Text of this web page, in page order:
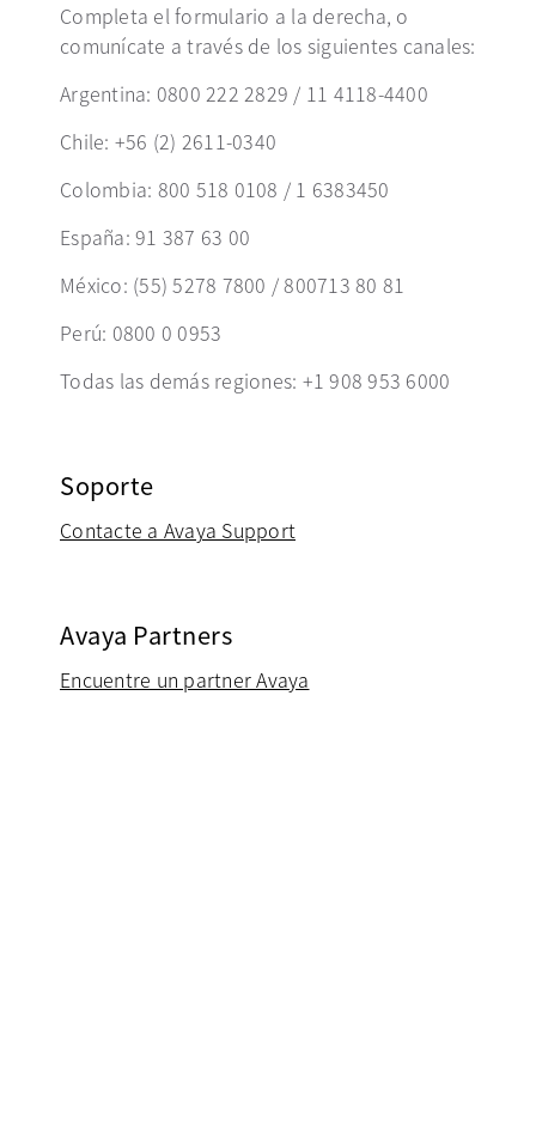
Completa el formulario a la derecha, o
comunícate a través de los siguientes canales:
Argentina: 0800 222 2829 / 11 4118-4400
Chile: +56 (2) 2611-0340
Colombia: 800 518 0108 / 1 6383450
España: 91 387 63 00
México: (55) 5278 7800 / 800713 80 81
Perú: 0800 0 0953
Todas las demás regiones: +1 908 953 6000
Soporte
Contacte a Avaya Support
Avaya Partners
Encuentre un partner Avaya